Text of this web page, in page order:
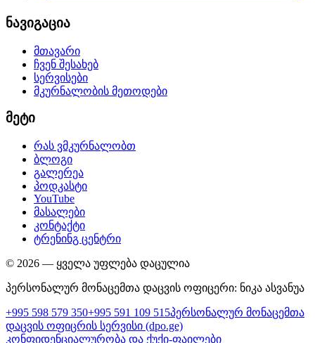
ნავიგაცია
მთავარი
ჩვენ შესახებ
სერვისები
მკურნალობის მეთოდები
მეტი
რას ვმკურნალობთ
ბლოგი
გალერეა
პოდკასტი
YouTube
მასალები
კონტაქტი
ტრენინგ ცენტრი
© 2026 — ყველა უფლება დაცულია
პერსონალურ მონაცემთა დაცვის ოფიცერი: ნიკა ასვანუა
+995 598 579 350+995 591 109 515პერსონალურ მონაცემთა
დაცვის ოფიცრის სერვისი (dpo.ge)
კონფიდენციალურობა და ქუქი-ფაილები